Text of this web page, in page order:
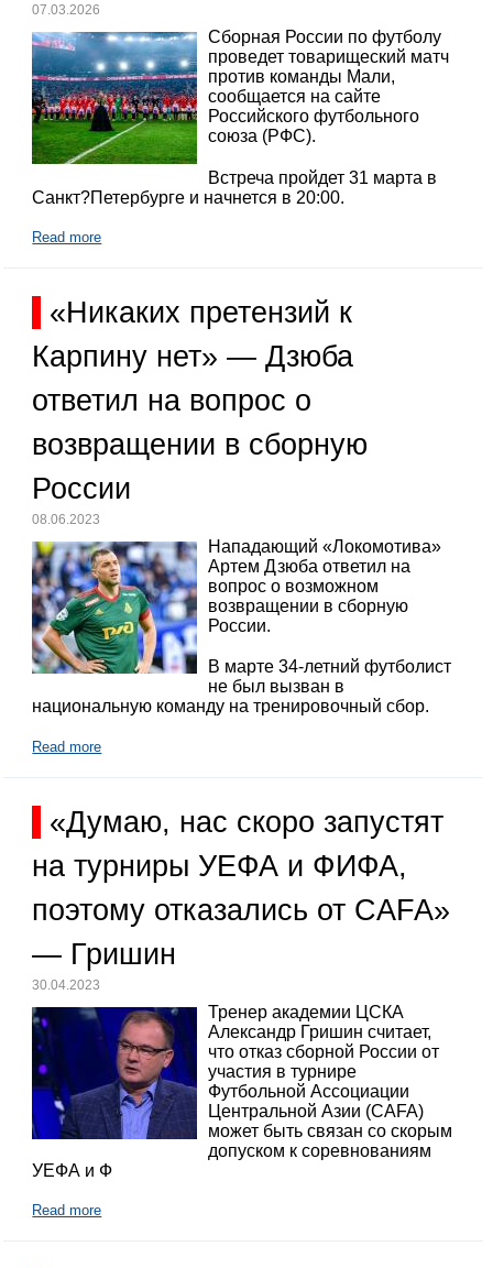
07.03.2026
Сборная России по футболу
проведет товарищеский матч
против команды Мали,
сообщается на сайте
Российского футбольного
союза (РФС).
Встреча пройдет 31 марта в
Санкт?Петербурге и начнется в 20:00.
Read more
«Никаких претензий к
Карпину нет» — Дзюба
ответил на вопрос о
возвращении в сборную
России
08.06.2023
Нападающий «Локомотива»
Артем Дзюба ответил на
вопрос о возможном
возвращении в сборную
России.
В марте 34-летний футболист
не был вызван в
национальную команду на тренировочный сбор.
Read more
«Думаю, нас скоро запустят
на турниры УЕФА и ФИФА,
поэтому отказались от CAFA»
— Гришин
30.04.2023
Тренер академии ЦСКА
Александр Гришин считает,
что отказ сборной России от
участия в турнире
Футбольной Ассоциации
Центральной Азии (CAFA)
может быть связан со скорым
допуском к соревнованиям
УЕФА и Ф
Read more